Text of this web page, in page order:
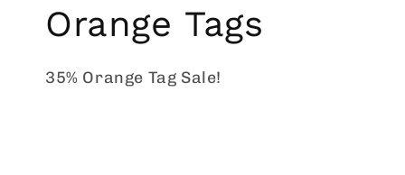
C
o
Orange Tags
35% Orange Tag Sale!